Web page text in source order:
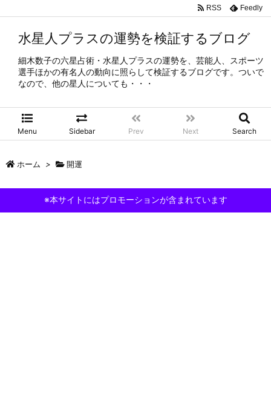
水星人プラスの運勢を検証するブログ
細木数子の六星占術・水星人プラスの運勢を、芸能人、スポーツ
選手ほかの有名人の動向に照らして検証するブログです。ついで
なので、他の星人についても・・・
Menu Sidebar Prev Next Search
RSS Feedly
ホーム > 開運
※本サイトにはプロモーションが含まれています